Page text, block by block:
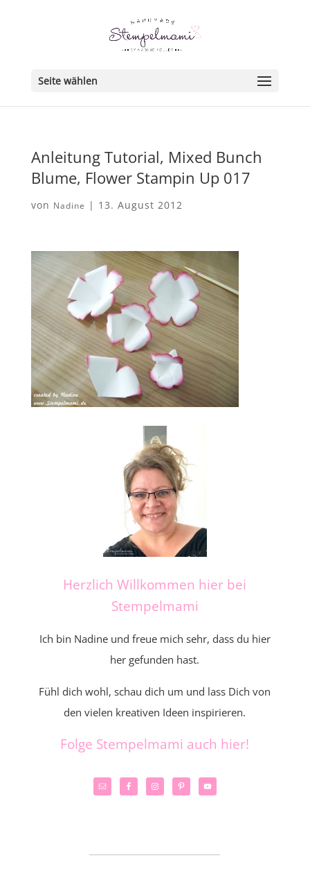
Seite wählen
Anleitung Tutorial, Mixed Bunch
Blume, Flower Stampin Up 017
von Nadine | 13. August 2012
Herzlich Willkommen hier bei
Stempelmami
Ich bin Nadine und freue mich sehr, dass du hier
her gefunden hast.
Fühl dich wohl, schau dich um und lass Dich von
den vielen kreativen Ideen inspirieren.
Folge Stempelmami auch hier!